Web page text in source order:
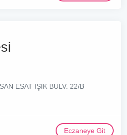
ESAT IŞIK BULV. 22/B
Eczaneye Git